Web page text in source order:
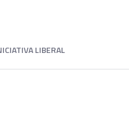
LIBERAL